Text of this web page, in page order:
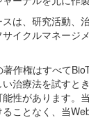
は、研究活動、
イクルマネージ
著作権はすべて
い治療法を試すと
能性があります。
ことなく、当